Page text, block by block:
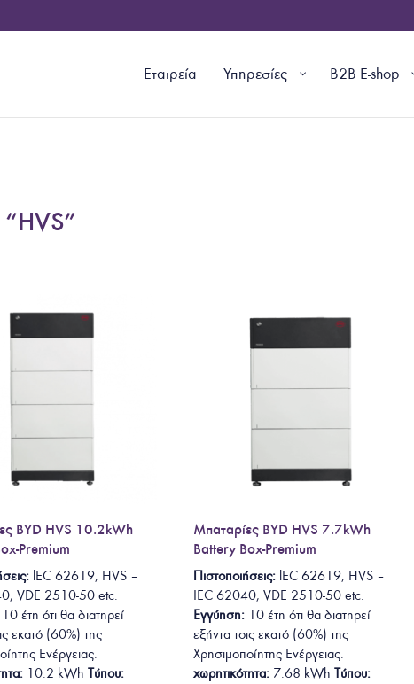
Εταιρεία Υπηρεσίες B2B E-shop
BYD HVS 10.2kWh
Premium
lEC 62619, HVS –
VDE 2510-50etc.
10 έτη ότι θαδιατηρεί
εκατό (60%) της
Ενέργειας.
10.2 kWh Τύπου:
Μπαταρίες BYD HVS 7.7kWh
Battery Box-Premium
Πιστοποιήσεις: lEC 62619, HVS –
IEC 62040, VDE 2510-50etc.
Εγγύηση: 10 έτη ότι θαδιατηρεί
εξήντα τοις εκατό (60%) της
Χρησιμοποίητης Ενέργειας.
χωρητικότητα: 7.68 kWh Τύπου: